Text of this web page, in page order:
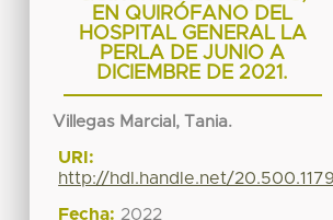
EN QUIRÓFANO DEL
HOSPITAL GENERAL LA
PERLA DE JUNIO A
DICIEMBRE DE 2021.
Villegas Marcial, Tania.
URI:
http://hdl.handle.net/
Fecha: 2022